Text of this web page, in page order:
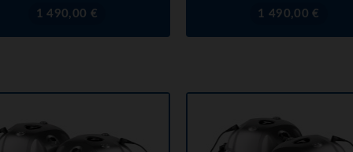
Prix1 490,00 € Prix1 490,00 €